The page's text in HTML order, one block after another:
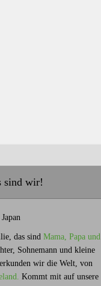
sind wir!
das sind Mama, Papa und
Sohnemann und kleine
wir die Welt, von
Kommt mit auf unsere